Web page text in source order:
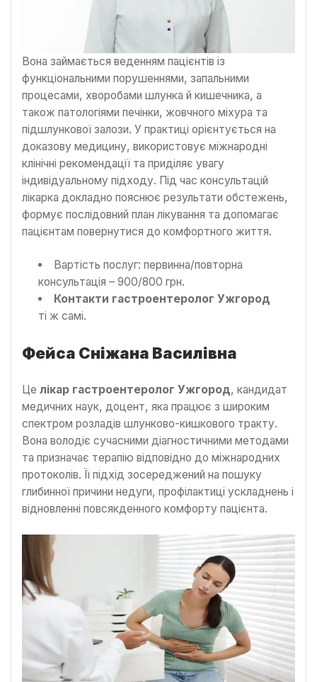
Вона займається веденням пацієнтів із
функціональними порушеннями, запальними
процесами, хворобами шлунка й кишечника, а
також патологіями печінки, жовчного міхура та
підшлункової залози. У практиці орієнтується на
доказову медицину, використовує міжнародні
клінічні рекомендації та приділяє увагу
індивідуальному підходу. Під час консультацій
лікарка докладно пояснює результати обстежень,
формує послідовний план лікування та допомагає
пацієнтам повернутися до комфортного життя.
Вартість послуг: первинна/повторна
консультація – 900/800 грн.
Контакти гастроентеролог Ужгород
ті ж самі.
Фейса Сніжана Василівна
Це лікар гастроентеролог Ужгород, кандидат
медичних наук, доцент, яка працює з широким
спектром розладів шлунково-кишкового тракту.
Вона володіє сучасними діагностичними методами
та призначає терапію відповідно до міжнародних
протоколів. Її підхід зосереджений на пошуку
глибинної причини недуги, профілактиці ускладнень і
відновленні повсякденного комфорту пацієнта.